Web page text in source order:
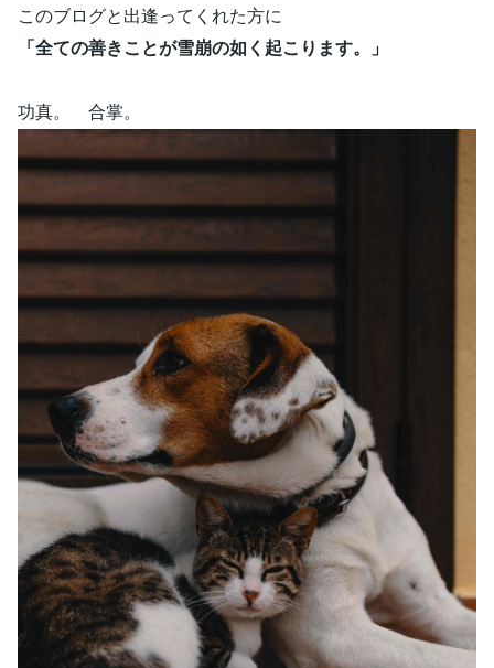
このブログと出逢ってくれた方に
「全ての善きことが雪崩の如く起こります。」
功真。 合掌。